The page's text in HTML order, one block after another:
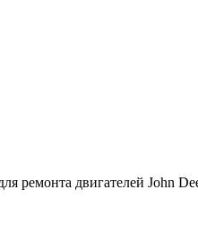
ремонта двигателей John